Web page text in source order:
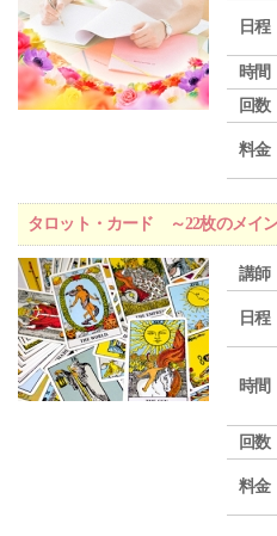
日程
時間
回数
料金
タロット・カード ～22枚のメイ
講師
日程
時間
回数
料金